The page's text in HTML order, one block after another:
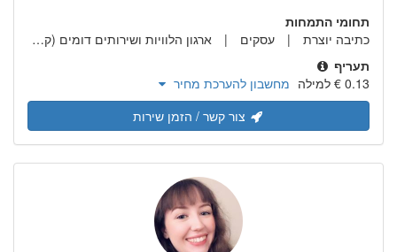
תחומי התמחות
כתיבה יוצרת
עסקים
ארגון הלוויות ושירותים דומים (קבורה אלטרנטיבית)
תעריף
מחשבון להערכת מחיר
צור קשר / הזמן שירות